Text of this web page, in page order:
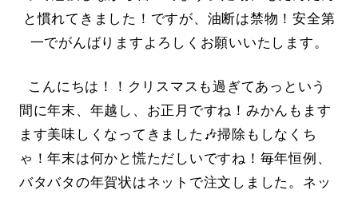
と慣れてきました！ですが、油断は禁物！安全第
一でがんばりますよろしくお願いいたします。
こんにちは！！クリスマスも過ぎてあっという
間に年末、年越し、お正月ですね！みかんもます
ます美味しくなってきました🎶掃除もしなくち
ゃ！年末は何かと慌ただしいですね！毎年恒例、
バタバタの年賀状はネットで注文しました。ネッ